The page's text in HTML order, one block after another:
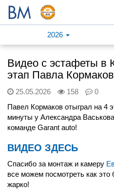
2026
Видео с эстафеты в
этап Павла
25.05.2026 158
0
Павел Кормаков отыграл на 4
минуты у Александра
команде Garant auto!
ВИДЕО ЗДЕСЬ
Спасибо за монтаж и камеру
все можем посмотреть как
жарко!